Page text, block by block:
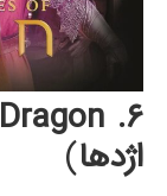
۶. House of The Dragon
اژدها)